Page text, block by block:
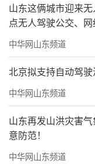
山东这俩城市迎来
点无人驾驶公交、
路
中华网山东频道
北京拟支持自动驾
中华网山东频道
山东再发山洪灾害
意防范！
中华网山东频道